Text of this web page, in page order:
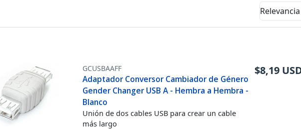
Relevancia
GCUSBAAFF
Adaptador Conversor Cambiador de Género
Gender Changer USB A - Hembra a Hembra -
Blanco
Unión de dos cables USB para crear un cable
más largo
$8,19